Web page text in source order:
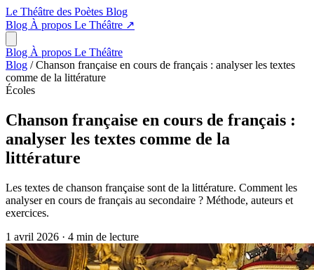
Le Théâtre des Poètes Blog
Blog À propos Le Théâtre ↗
Blog À propos Le Théâtre
Blog / Chanson française en cours de français : analyser les textes
comme de la littérature
Écoles
Chanson française en cours de français :
analyser les textes comme de la
littérature
Les textes de chanson française sont de la littérature. Comment les
analyser en cours de français au secondaire ? Méthode, auteurs et
exercices.
1 avril 2026 · 4 min de lecture